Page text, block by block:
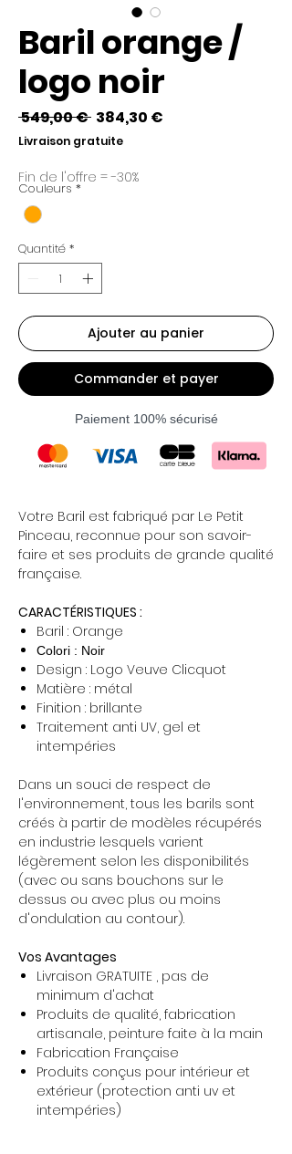
Baril orange /
logo noir
549,00 € Prix
original
384,30 €
Livraison gratuite
Fin de l'offre = -30%
Couleurs *
Quantité *
Ajouter au panier
Commander et payer
Paiement 100% sécurisé
Votre Baril est fabriqué par Le Petit
Pinceau, reconnue pour son savoir-
faire et ses produits de grande qualité
française.
CARACTÉRISTIQUES :
Baril : Orange
Colori : Noir
Design : Logo Veuve Clicquot
Matière : métal
Finition : brillante
Traitement anti UV, gel et
intempéries
Dans un souci de respect de
l'environnement, tous les barils sont
créés à partir de modèles récupérés
en industrie lesquels varient
légèrement selon les disponibilités
(avec ou sans bouchons sur le
dessus ou avec plus ou moins
d'ondulation au contour).
Vos Avantages
Livraison GRATUITE , pas de
minimum d'achat
Produits de qualité, fabrication
artisanale, peinture faite à la main
Fabrication Française
Produits conçus pour intérieur et
extérieur (protection anti uv et
intempéries)